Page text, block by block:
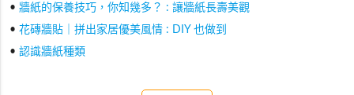
• 牆紙的保養技巧，你知幾多？ : 讓牆紙長壽美觀
• 花磚牆貼｜拼出家居優美風情 : DIY 也做到
• 認識牆紙種類